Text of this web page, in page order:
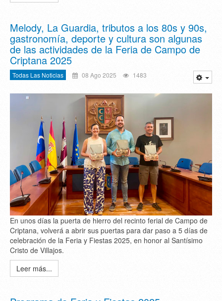
Melody, La Guardia, tributos a los 80s y 90s,
gastronomía, deporte y cultura son algunas
de las actividades de la Feria de Campo de
Criptana 2025
Todas Las Noticias 08 Ago 2025 1483
En unos días la puerta de hierro del recinto ferial de Campo de
Criptana, volverá a abrir sus puertas para dar paso a 5 días de
celebración de la Feria y Fiestas 2025, en honor al Santísimo
Cristo de Villajos.
Leer más...